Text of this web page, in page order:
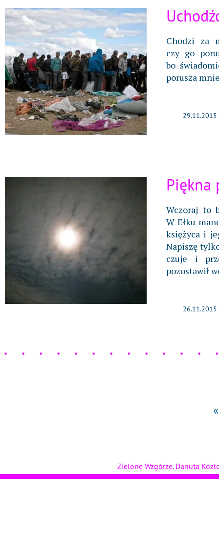
Chodzi za
czy go
bo
porusza
29.11.2015
Piękna
Wczoraj to
W Ełku
księżyca i
Napiszę
czuje i
pozostawił
26.11.2015
Zielone Wzgórze. Danuta